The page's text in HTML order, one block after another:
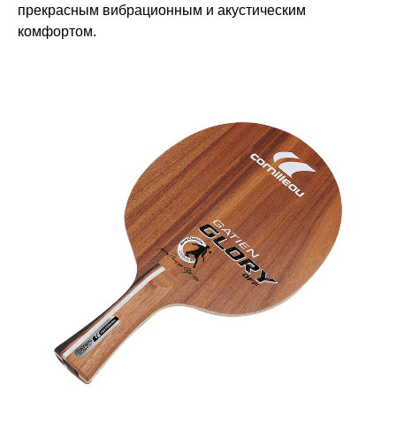
прекрасным вибрационным и акустическим
комфортом.